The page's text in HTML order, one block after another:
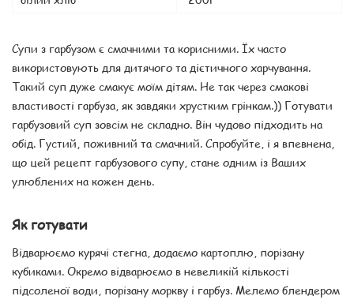
Супи з гарбузом є смачними та корисними. Їх часто
використовують для дитячого та дієтичного харчування.
Такий суп дуже смакує моїм дітям. Не так через смакові
властивості гарбуза, як завдяки хрустким грінкам.)) Готувати
гарбузовий суп зовсім не складно. Він чудово підходить на
обід. Густий, поживний та смачний. Спробуйте, і я впевнена,
що цей рецепт гарбузового супу, стане одним із Ваших
улюблених на кожен день.
Як готувати
Відварюємо курячі стегна, додаємо картоплю, порізану
кубиками. Окремо відварюємо в невеликій кількості
підсоленої води, порізану моркву і гарбуз. Мелемо блендером